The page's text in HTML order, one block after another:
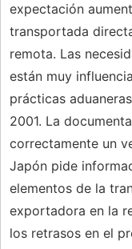
expectación
transportada
remota. Las
están muy
prácticas
2001. La
correctamente un
Japón pide
elementos de la
exportadora en la
los retrasos en el